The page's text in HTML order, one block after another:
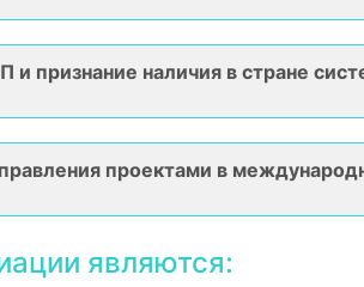
признание наличия в стране
проектами в
являются: